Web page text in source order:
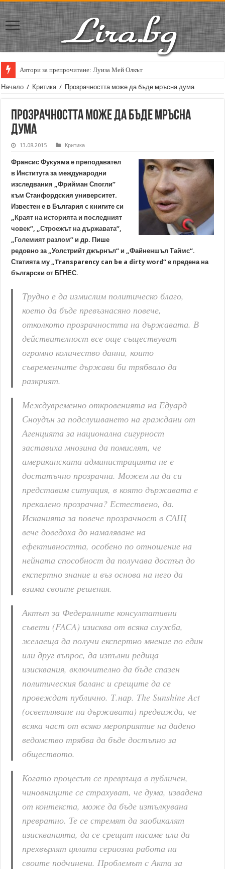
Автори за препрочитане: Луиза Мей Олкът
Начало / Критика / Прозрачността може да бъде мръсна дума
Прозрачността може да бъде мръсна
дума
13.08.2015 Критика
Франсис Фукуяма е преподавател
в Института за международни
изследвания „Фрийман Спогли”
към Станфордския университет.
Известен е в България с книгите си
„Краят на историята и последният
човек”, „Строежът на държавата”,
„Големият разлом” и др. Пише
редовно за „Уолстрийт джърнъл“ и „Файненшъл Таймс“.
Статията му „Transparency can be a dirty word“ е предена на
български от БГНЕС.
Трудно е да измислим политическо благо,
което да бъде превъзнасяно повече,
отколкото прозрачността на държавата. В
действителност все още съществуват
огромно количество данни, които
съвременните държави би трябвало да
разкрият.
Междувременно откровенията на Едуард
Сноудън за подслушването на граждани от
Агенцията за национална сигурност
заставиха мнозина да помислят, че
американската администрацията не е
достатъчно прозрачна. Можем ли да си
представим ситуация, в която държавата е
прекалено прозрачна? Естествено, да.
Исканията за повече прозрачност в САЩ
вече доведоха до намаляване на
ефективността, особено по отношение на
нейната способност да получава достъп до
експертно знание и въз основа на него да
взима своите решения.
Актът за Федералните консултативни
съвети (FACA) изисква от всяка служба,
желаеща да получи експертно мнение по един
или друг въпрос, да изпълни редица
изисквания, включително да бъде спазен
политическия баланс и срещите да се
провеждат публично. Т.нар. The Sunshine Act
(осветляване на държавата) предвижда, че
всяка част от всяко мероприятие на дадено
ведомство трябва да бъде достъпно за
обществото.
Когато процесът се превръща в публичен,
чиновниците се страхуват, че дума, извадена
от контекста, може да бъде изтълкувана
превратно. Те се стремят да заобикалят
изискванията, да се срещат насаме или да
прехвърлят цялата сериозна работа на
своите подчинени. Проблемът с Акта за